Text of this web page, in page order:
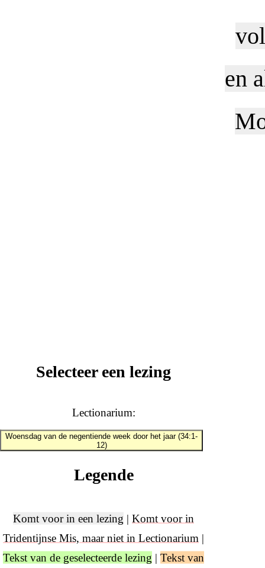
Selecteer een lezing
Lectionarium:
Woensdag van de negentiende week door het jaar (34:1-
12)
Legende
Komt voor in een lezing | Komt voor in
Tridentijnse Mis, maar niet in Lectionarium |
Tekst van de geselecteerde lezing | Tekst van
en